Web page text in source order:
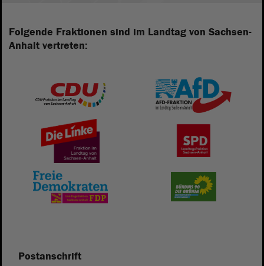
Folgende Fraktionen sind im Landtag von Sachsen-
Anhalt vertreten:
Postanschrift